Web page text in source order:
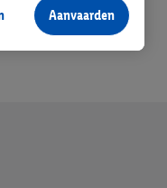
producten waarin
voegen, maar het
als er met behulp
Door op
informatie,
Aanvaarden